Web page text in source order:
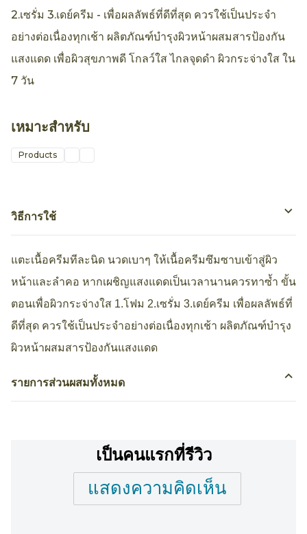
2.เซรั่ม 3.เดย์ครีม - เพื่อผลลัพธ์ที่ดีที่สุด ควรใช้เป็นประจำ
อย่างต่อเนื่องทุกเช้า ผลิตภัณฑ์บำรุงผิวหน้าผสมสารป้องกัน
แสงแดด เพื่อผิวสุขภาพดี โกลว์ใส ไกลจุดดำ ผิวกระจ่างใส ใน
7 วัน
เหมาะสำหรับ
Products
วิธีการใช้
แตะเนื้อครีมทีละนิด นวดเบาๆ ให้เนื้อครีมซึมซาบเข้าสู่ผิว
หน้าและลำคอ หากเผชิญแสงแดดเป็นเวลานานควรทาซ้ำ ขั้น
ตอนเพื่อผิวกระจ่างใส 1.โฟม 2.เซรั่ม 3.เดย์ครีม เพื่อผลลัพธ์ที่
ดีที่สุด ควรใช้เป็นประจำอย่างต่อเนื่องทุกเช้า ผลิตภัณฑ์บำรุง
ผิวหน้าผสมสารป้องกันแสงแดด
รายการส่วนผสมทั้งหมด
เป็นคนแรกที่รีวิว
แสดงความคิดเห็น